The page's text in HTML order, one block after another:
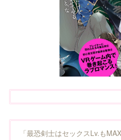
「最恐剣士はセックスLv.も